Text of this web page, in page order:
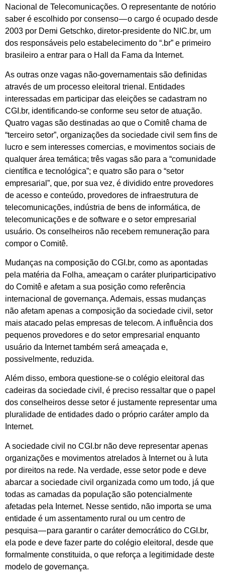
Nacional de Telecomunicações. O representante de notório
saber é escolhido por consenso — o cargo é ocupado desde
2003 por Demi Getschko, diretor-presidente do NIC.br, um
dos responsáveis pelo estabelecimento do “.br” e primeiro
brasileiro a entrar para o Hall da Fama da Internet.
As outras onze vagas não-governamentais são definidas
através de um processo eleitoral trienal. Entidades
interessadas em participar das eleições se cadastram no
CGI.br, identificando-se conforme seu setor de atuação.
Quatro vagas são destinadas ao que o Comitê chama de
“terceiro setor”, organizações da sociedade civil sem fins de
lucro e sem interesses comercias, e movimentos sociais de
qualquer área temática; três vagas são para a “comunidade
científica e tecnológica”; e quatro são para o “setor
empresarial”, que, por sua vez, é dividido entre provedores
de acesso e conteúdo, provedores de infraestrutura de
telecomunicações, indústria de bens de informática, de
telecomunicações e de software e o setor empresarial
usuário. Os conselheiros não recebem remuneração para
compor o Comitê.
Mudanças na composição do CGI.br, como as apontadas
pela matéria da Folha, ameaçam o caráter pluriparticipativo
do Comitê e afetam a sua posição como referência
internacional de governança. Ademais, essas mudanças
não afetam apenas a composição da sociedade civil, setor
mais atacado pelas empresas de telecom. A influência dos
pequenos provedores e do setor empresarial enquanto
usuário da Internet também será ameaçada e,
possivelmente, reduzida.
Além disso, embora questione-se o colégio eleitoral das
cadeiras da sociedade civil, é preciso ressaltar que o papel
dos conselheiros desse setor é justamente representar uma
pluralidade de entidades dado o próprio caráter amplo da
Internet.
A sociedade civil no CGI.br não deve representar apenas
organizações e movimentos atrelados à Internet ou à luta
por direitos na rede. Na verdade, esse setor pode e deve
abarcar a sociedade civil organizada como um todo, já que
todas as camadas da população são potencialmente
afetadas pela Internet. Nesse sentido, não importa se uma
entidade é um assentamento rural ou um centro de
pesquisa — para garantir o caráter democrático do CGI.br,
ela pode e deve fazer parte do colégio eleitoral, desde que
formalmente constituida, o que reforça a legitimidade deste
modelo de governança.